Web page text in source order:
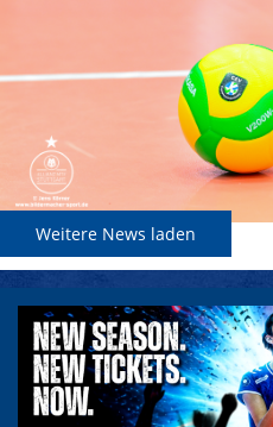
Weitere News laden